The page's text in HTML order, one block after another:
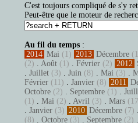
C'est toujours compliqué de s'y
Peut-être que le moteur de
Au fil du temps :
2014 Mai (1) 2013 Décembre
(2) . Août (1) . Février (2) 2012
. Juillet (3) . Juin (8) . Mai (3) .
Février (11) . Janvier (8) 2011
Octobre (2) . Septembre (1) .
(1) . Mai (2) . Avril (3) . Mars
. Janvier (3) 2010 Décembre (7) .
(8) . Octobre (3) . Septembre (2) .